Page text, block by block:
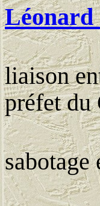
Léonard
liaison
préfet du